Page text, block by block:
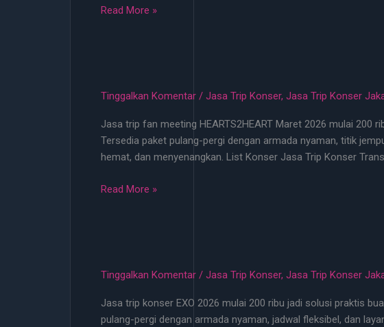
Jasa
Mulai
Bisa
Jemput
di
Terdekat
Read More »
Tinggalkan Komentar / Jasa Trip Konser, Jasa Trip Konser
Jasa trip fan meeting HEARTS2HEART Maret 2026 mulai
Tersedia paket pulang-pergi dengan armada nyaman, titik
hemat, dan menyenangkan. List Konser Jasa Trip Konser
Jasa
Maret
Mulai
200
Read More »
Tinggalkan Komentar / Jasa Trip Konser, Jasa Trip Konser
Jasa trip konser EXO 2026 mulai 200 ribu jadi solusi praktis
pulang-pergi dengan armada nyaman, jadwal fleksibel, dan